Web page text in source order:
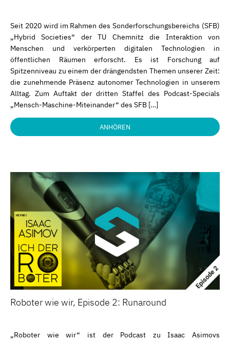
Seit 2020 wird im Rahmen des Sonderforschungsbereichs (SFB)
„Hybrid Societies“ der TU Chemnitz die Interaktion von
Menschen und verkörperten digitalen Technologien in
öffentlichen Räumen erforscht. Es ist Forschung auf
Spitzenniveau zu einem der drängendsten Themen unserer Zeit:
die zunehmende Präsenz autonomer Technologien in unserem
Alltag. Zum Auftakt der dritten Staffel des Podcast-Specials
„Mensch-Maschine-Miteinander“ des SFB […]
ANHÖREN
Roboter wie wir, Episode 2: Runaround
„Roboter wie wir“ ist der Podcast zu Isaac Asimovs